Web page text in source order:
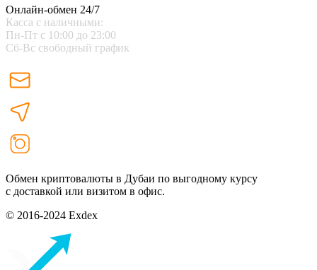
Онлайн-обмен 24/7
Касса с наличными:
Пн-Пт с 10:00 до 23:00
Сб-Вс свободный график
Обмен криптовалюты в Дубаи по выгодному курсу
с доставкой или визитом в офис.
© 2016-2024 Exdex